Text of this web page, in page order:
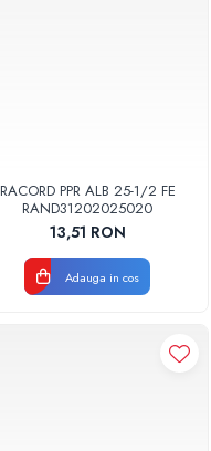
RACORD PPR ALB 25-1/2 FE
RAND31202025020
13,51 RON
Adauga in cos